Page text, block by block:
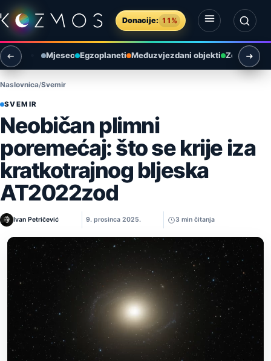
Preskoči na sadržaj
Donacije: 11%
Otvori izbornik
Otvori pretragu
Mjesec Egzoplaneti Međuzvjezdani objekti Zemlja i
Naslovnica Svemir
SVEMIR
Neobičan plimni
poremećaj: što se krije iza
kratkotrajnog bljeska
AT2022zod
Ivan Petričević 9. prosinca 2025. 3 min čitanja